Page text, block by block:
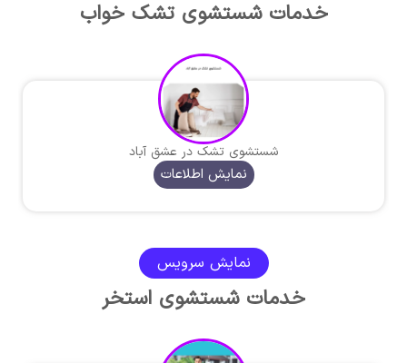
خدمات شستشوی تشک خواب
شستشوی تشک در عشق آباد
نمایش اطلاعات
نمایش سرویس
خدمات شستشوی استخر